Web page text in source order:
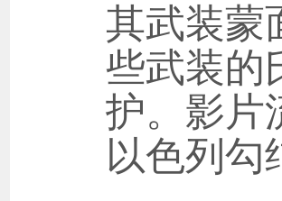
其武装
些武装的
护。影片
以色列勾